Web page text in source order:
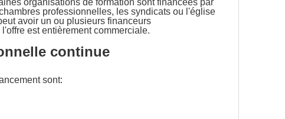
organisations de formation sont financées par
professionnelles, les syndicats ou l'église
avoir un ou plusieurs financeurs
est entièrement commerciale.
continue
sont: